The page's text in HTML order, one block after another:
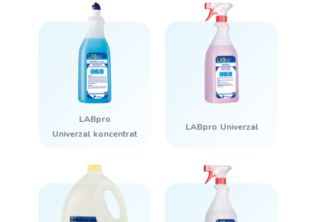
LABpro
Univerzal koncentrat
LABpro Univerzal